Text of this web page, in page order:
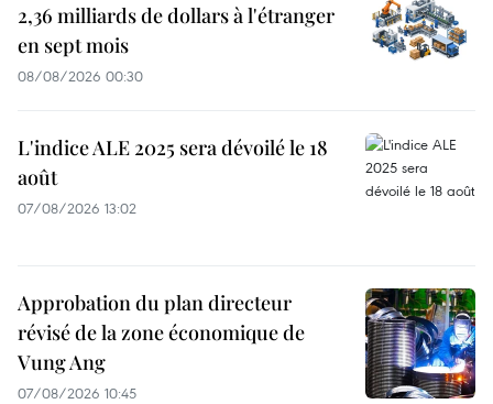
2,36 milliards de dollars à l'étranger
en sept mois
08/08/2026 00:30
L'indice ALE 2025 sera dévoilé le 18
août
07/08/2026 13:02
Approbation du plan directeur
révisé de la zone économique de
Vung Ang
07/08/2026 10:45